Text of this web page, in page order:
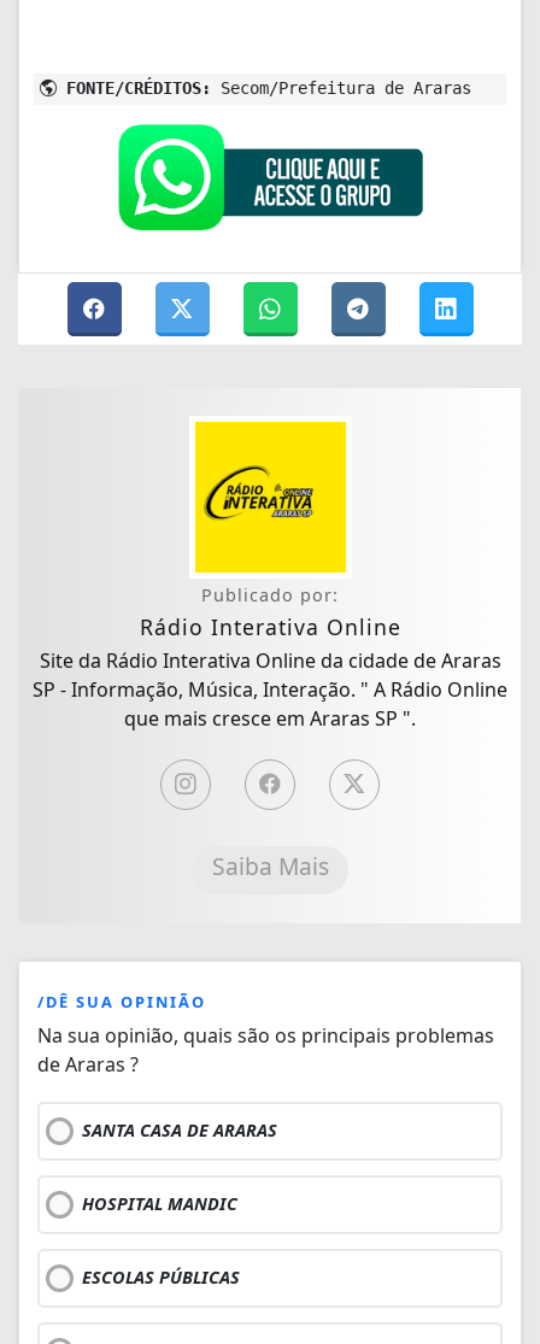
FONTE/CRÉDITOS: Secom/Prefeitura de Araras
Publicado por:
Rádio Interativa Online
Site da Rádio Interativa Online da cidade de Araras
SP - Informação, Música, Interação. " A Rádio Online
que mais cresce em Araras SP ".
Saiba Mais
/DÊ SUA OPINIÃO
Na sua opinião, quais são os principais problemas
de Araras ?
SANTA CASA DE ARARAS
HOSPITAL MANDIC
ESCOLAS PÚBLICAS